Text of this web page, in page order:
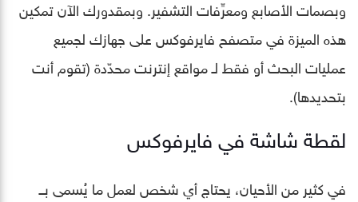
وبصمات الأصابع ومعرِّفات التشفير. وبمقدورك الآن تمكين
هذه الميزة في متصفح فايرفوكس على جهازك لجميع
عمليات البحث أو فقط لـ مواقع إنترنت محدّدة (تقوم أنت
بتحديدها).
لقطة شاشة في فايرفوكس
في كثير من الأحيان، يحتاج أي شخص لعمل ما يُسمى بــ